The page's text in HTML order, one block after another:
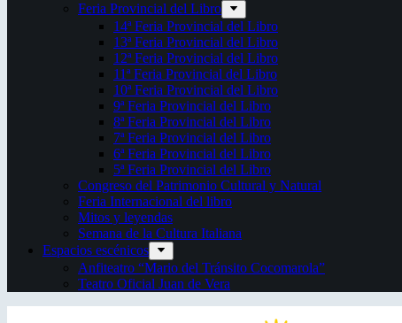
Feria Provincial del Libro
14ª Feria Provincial del Libro
13ª Feria Provincial del Libro
12ª Feria Provincial del Libro
11ª Feria Provincial del Libro
10ª Feria Provincial del Libro
9ª Feria Provincial del Libro
8ª Feria Provincial del Libro
7ª Feria Provincial del Libro
6ª Feria Provincial del Libro
5ª Feria Provincial del Libro
Congreso del Patrimonio Cultural y Natural
Feria Internacional del libro
Mitos y leyendas
Semana de la Cultura Italiana
Espacios escénicos
Anfiteatro “Mario del Tránsito Cocomarola”
Teatro Oficial Juan de Vera